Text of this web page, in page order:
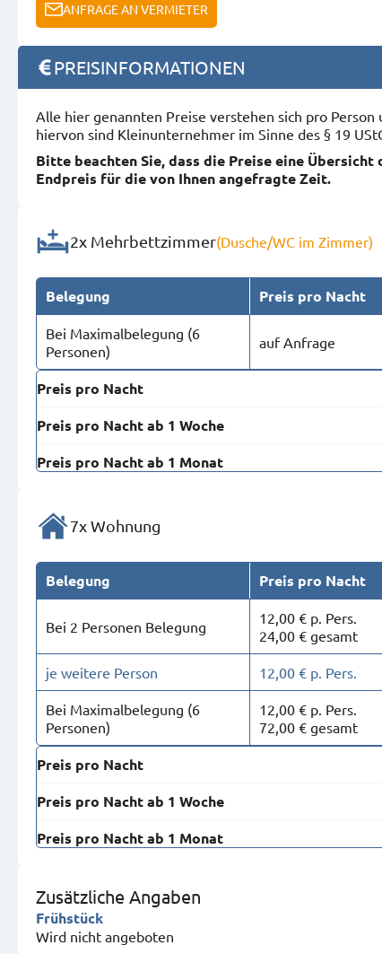
ANFRAGE AN VERMIETER
PREISINFORMATIONEN
Alle hier genannten Preise verstehen sich pro
hiervon sind Kleinunternehmer im Sinne des § 19
Bitte beachten Sie, dass die Preise eine
Endpreis für die von Ihnen angefragte Zeit.
2x Mehrbettzimmer(Dusche/WC im Zimmer)
Belegung Preis pro Nacht
Bei Maximal­belegung (6
Personen)
auf Anfrage
Preis pro Nacht
Preis pro Nacht ab 1 Woche
Preis pro Nacht ab 1 Monat
7x Wohnung
Belegung Preis pro Nacht
Bei 2 Personen Belegung
12,00 € p. Pers.
24,00 € gesamt
je weitere Person 12,00 € p. Pers.
Bei Maximal­belegung (6
Personen)
12,00 € p. Pers.
72,00 € gesamt
Preis pro Nacht
Preis pro Nacht ab 1 Woche
Preis pro Nacht ab 1 Monat
Zusätzliche Angaben
Frühstück
Wird nicht angeboten